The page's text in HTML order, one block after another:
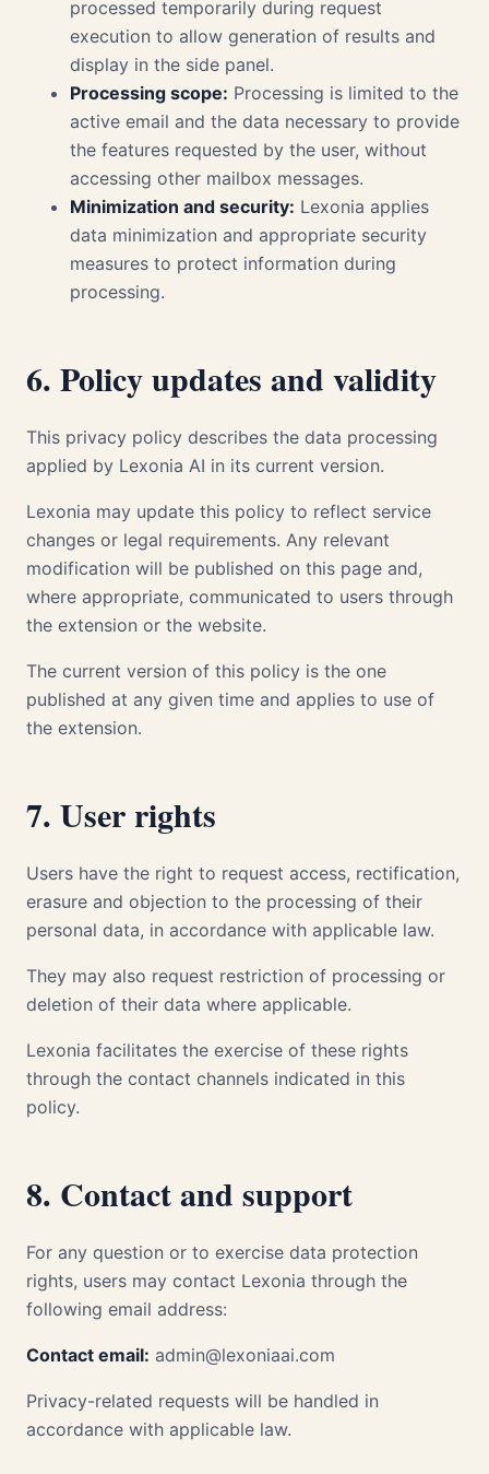
processed temporarily during request
execution to allow generation of results and
display in the side panel.
Processing scope: Processing is limited to the
active email and the data necessary to provide
the features requested by the user, without
accessing other mailbox messages.
Minimization and security: Lexonia applies
data minimization and appropriate security
measures to protect information during
processing.
6. Policy updates and validity
This privacy policy describes the data processing
applied by Lexonia AI in its current version.
Lexonia may update this policy to reflect service
changes or legal requirements. Any relevant
modification will be published on this page and,
where appropriate, communicated to users through
the extension or the website.
The current version of this policy is the one
published at any given time and applies to use of
the extension.
7. User rights
Users have the right to request access, rectification,
erasure and objection to the processing of their
personal data, in accordance with applicable law.
They may also request restriction of processing or
deletion of their data where applicable.
Lexonia facilitates the exercise of these rights
through the contact channels indicated in this
policy.
8. Contact and support
For any question or to exercise data protection
rights, users may contact Lexonia through the
following email address:
Contact email: admin@lexoniaai.com
Privacy-related requests will be handled in
accordance with applicable law.